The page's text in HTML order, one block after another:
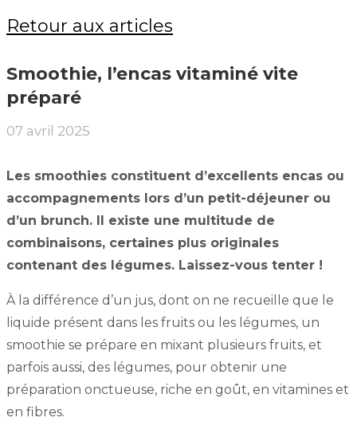
Retour aux articles
Smoothie, l’encas vitaminé vite
préparé
07 avril 2025
Les smoothies constituent d’excellents encas ou
accompagnements lors d’un petit-déjeuner ou
d’un brunch. Il existe une multitude de
combinaisons, certaines plus originales
contenant des légumes. Laissez-vous tenter !
À la différence d’un jus, dont on ne recueille que le
liquide présent dans les fruits ou les légumes, un
smoothie se prépare en mixant plusieurs fruits, et
parfois aussi, des légumes, pour obtenir une
préparation onctueuse, riche en goût, en vitamines et
en fibres.